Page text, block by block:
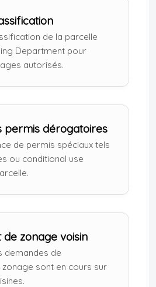
de la parcelle
Department pour
autorisés.
permis dérogatoires
de permis spéciaux tels
ou conditional use
zonage voisin
demandes de
sont en cours sur